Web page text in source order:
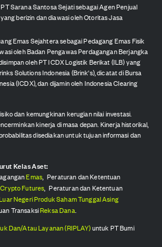
Sarana Santosa Sejati sebagai Agen Penjual
berizin dan diawasi oleh Otoritas Jasa
Emas Sejahtera sebagai Pedagang Emas Fisik
oleh Badan Pengawas Perdagangan Berjangka
oleh PT ICDX Logistik Berikat (ILB) yang
Solutions Indonesia (Brink's), dicatat di Bursa
(ICDX), dan dijamin oleh Indonesia Clearing
dan kemungkinan kerugian nilai investasi.
kinerja di masa depan. Kinerja historikal,
disediakan untuk tujuan informasi dan
Kelas Aset:
Emas, Peraturan dan Ketentuan
Futures, Peraturan dan Ketentuan
Negeri Produk Saham Tunggal Asing
TransaksiReksa Dana.
Dan/Atau Layanan (RIPLAY)untuk PT Bumi